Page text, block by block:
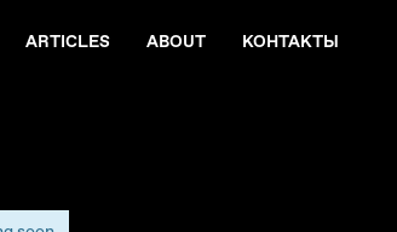
ARTICLES ABOUT КОНТАКТЫ